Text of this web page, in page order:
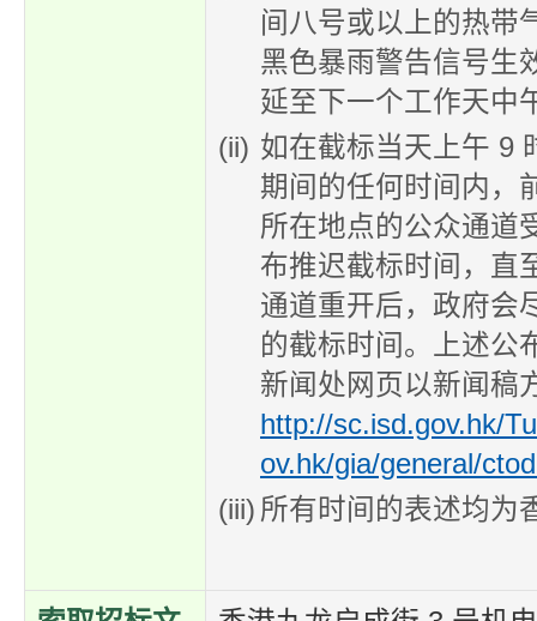
间八号或以上的热带
黑色暴雨警告信号生
延至下一个工作天中
如在截标当天上午 9
期间的任何时间内，
所在地点的公众通道
布推迟截标时间，直
通道重开后，政府会
的截标时间。上述公
新闻处网页以新闻稿
http://sc.isd.gov.hk/
ov.hk/gia/general/
所有时间的表述均为